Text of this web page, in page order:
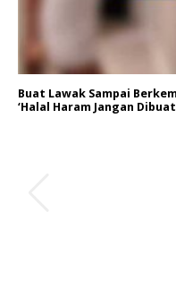
Buat Lawak Sampai
‘Halal Haram Jangan